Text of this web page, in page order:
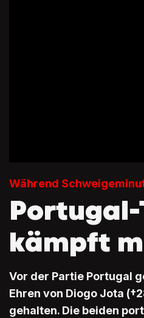
Während
kämpft
Vor der Partie Portugal
Ehren von Diogo Jota
gehalten. Die beiden